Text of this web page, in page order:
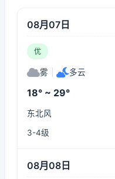
08月07日
优
雾 多云
18° ~ 29°
东北风
3-4级
08月08日